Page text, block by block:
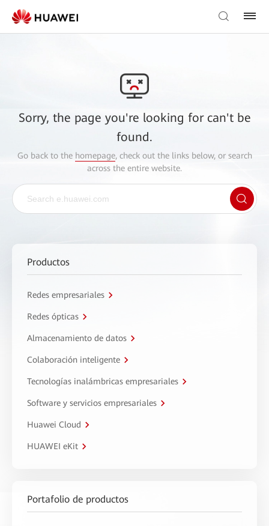
Sorry, the page you're looking for can't be
found.
Go back to the homepage, check out the links below, or search
across the entire website.
Productos
Redes empresariales
Redes ópticas
Almacenamiento de datos
Colaboración inteligente
Tecnologías inalámbricas empresariales
Software y servicios empresariales
Huawei Cloud
HUAWEI eKit
Portafolio de productos